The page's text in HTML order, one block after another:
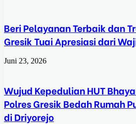
Beri Pelayanan Terbaik dan
Gresik Tuai Apresiasi dari
Juni 23, 2026
Wujud Kepedulian HUT
Polres Gresik Bedah Rumah
di Driyorejo